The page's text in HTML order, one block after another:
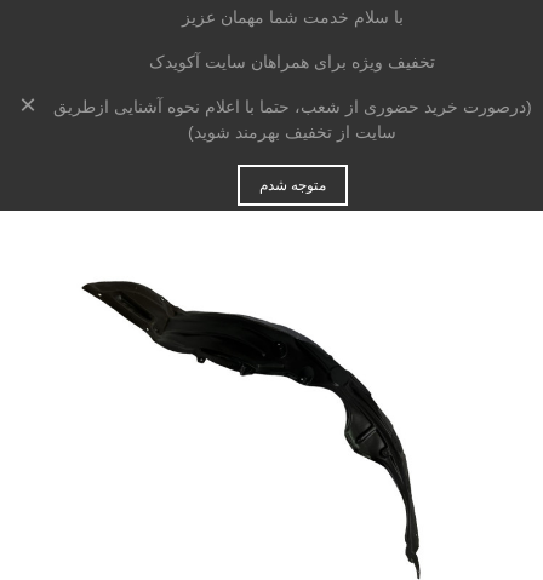
خانه > بدنه > شلگیر > شل گیر جلو راست لیفان X50
با سلام خدمت شما مهمان عزیز
تخفیف ویژه برای همراهان سایت آکویدک
(درصورت خرید حضوری از شعب، حتما با اعلام نحوه آشنایی ازطریق
سایت از تخفیف بهرمند شوید)
متوجه شدم
×